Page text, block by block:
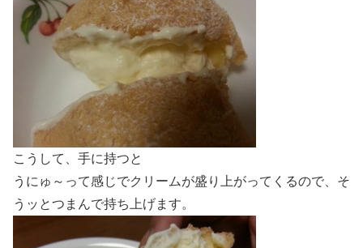
こうして、手に持つと
うにゅ～って感じでクリームが盛り上がってくるので、そ
うッとつまんで持ち上げます。